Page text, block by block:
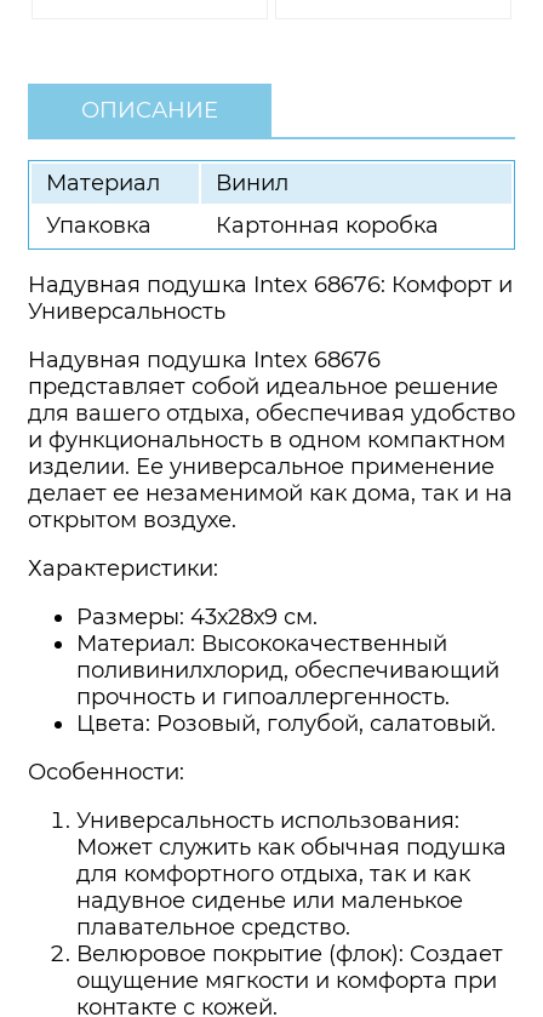
ОПИСАНИЕ
Материал
Винил
Упаковка
Картонная коробка
Надувная подушка Intex 68676: Комфорт и
Универсальность
Надувная подушка Intex 68676
представляет собой идеальное решение
для вашего отдыха, обеспечивая удобство
и функциональность в одном компактном
изделии. Ее универсальное применение
делает ее незаменимой как дома, так и на
открытом воздухе.
Характеристики:
Размеры: 43х28х9 см.
Материал: Высококачественный
поливинилхлорид, обеспечивающий
прочность и гипоаллергенность.
Цвета: Розовый, голубой, салатовый.
Особенности:
Универсальность использования:
Может служить как обычная подушка
для комфортного отдыха, так и как
надувное сиденье или маленькое
плавательное средство.
Велюровое покрытие (флок): Создает
ощущение мягкости и комфорта при
контакте с кожей.